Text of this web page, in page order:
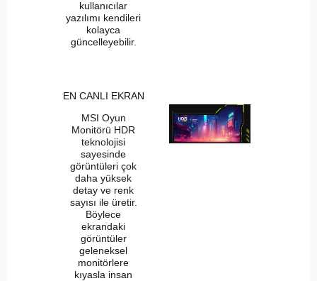
kullanıcılar
yazılımı kendileri
kolayca
güncelleyebilir.
EN CANLI EKRAN
MSI Oyun
Monitörü HDR
teknolojisi
sayesinde
görüntüleri çok
daha yüksek
detay ve renk
sayısı ile üretir.
Böylece
ekrandaki
görüntüler
geleneksel
monitörlere
kıyasla insan